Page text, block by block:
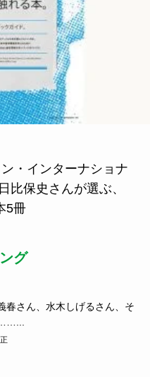
・インターナショナ
比保史さんが選ぶ、
5冊
グ
春さん、水木しげるさん、そ